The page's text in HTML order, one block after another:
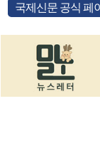
국제신문 공식 페